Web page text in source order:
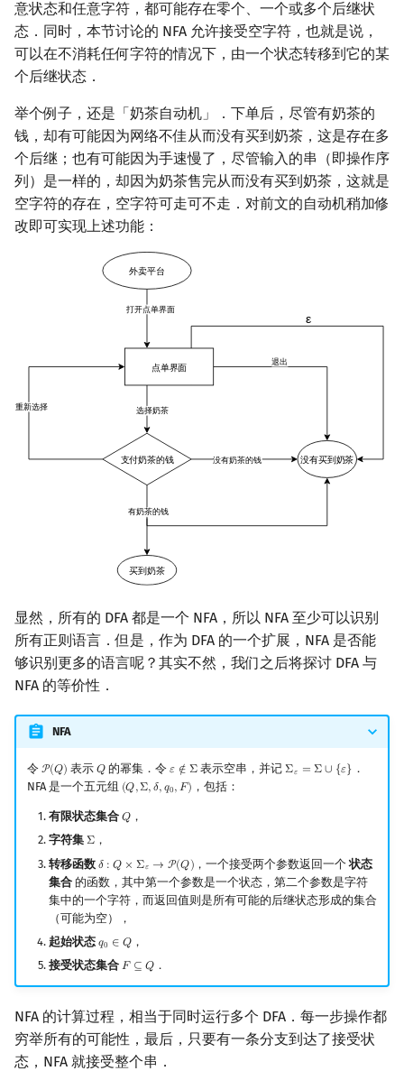
意状态和任意字符，都可能存在零个、一个或多个后继状
态．同时，本节讨论的 NFA 允许接受空字符，也就是说，
可以在不消耗任何字符的情况下，由一个状态转移到它的某
个后继状态．
举个例子，还是「奶茶自动机」．下单后，尽管有奶茶的
钱，却有可能因为网络不佳从而没有买到奶茶，这是存在多
个后继；也有可能因为手速慢了，尽管输入的串（即操作序
列）是一样的，却因为奶茶售完从而没有买到奶茶，这就是
空字符的存在，空字符可走可不走．对前文的自动机稍加修
改即可实现上述功能：
显然，所有的 DFA 都是一个 NFA，所以 NFA 至少可以识别
所有正则语言．但是，作为 DFA 的一个扩展，NFA 是否能
够识别更多的语言呢？其实不然，我们之后将探讨 DFA 与
NFA 的等价性．
NFA
令 P(𝑄)
P(Q) 表示𝑄
Q 的幂集．令𝜀 ∉ Σ
ε ∉Σ 表示空串，并记Σ𝜀 = Σ∪ {𝜀}
Σε= Σ∪{ε}
．
NFA 是一个五元组 (𝑄,Σ,𝛿,𝑞0,𝐹)
(Q,Σ,δ, q0,F) ，包括：
有限状态集合 𝑄
Q，
字符集 Σ
Σ ，
转移函数 𝛿 : 𝑄 × Σ𝜀 → P(𝑄)
δ Q×Σ ε→P( Q) ，一个接受两个参数返回一个状态
集合的函数，其中第一个参数是一个状态，第二个参数是字符
集中的一个字符，而返回值则是所有可能的后继状态形成的集合
（可能为空），
起始状态 𝑞0 ∈ 𝑄
q0 ∈ Q ，
接受状态集合 𝐹 ⊆ 𝑄
F⊆Q ．
NFA 的计算过程，相当于同时运行多个 DFA．每一步操作都
穷举所有的可能性，最后，只要有一条分支到达了接受状
态，NFA 就接受整个串．